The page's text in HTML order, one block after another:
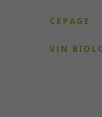
CEPAGE
VIN